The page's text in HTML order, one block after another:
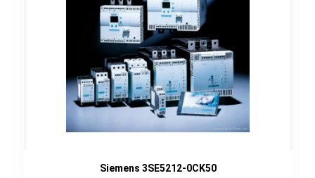
Siemens 3SE5212-0CK50